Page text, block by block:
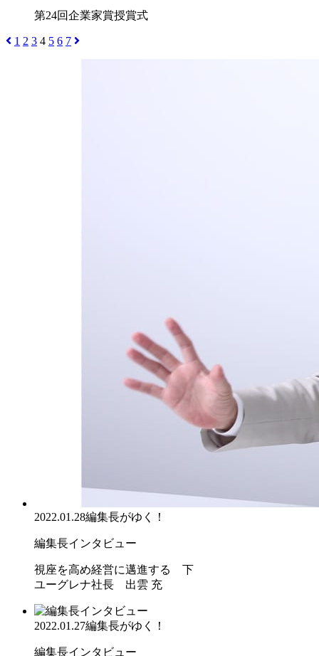
第24回企業家賞授賞式
1 2 3 4 5 6 7
2022.01.28編集長がゆく！
編集長インタビュー
視座を高め経営に邁進する 下
ユーグレナ社長 出雲 充
2022.01.27編集長がゆく！
編集長インタビュー